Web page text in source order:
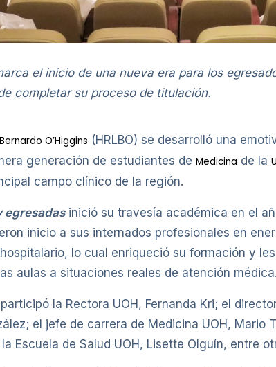
el inicio de una nueva era para los
completar su proceso de titulación.
O’Higgins (HRLBO) se desarrolló una
generación de estudiantes de Medicina de la
campo clínico de la región.
egresadasinició su travesía académica en el
inicio a sus internados profesionales en
lo cual enriqueció su formación y
aulas a situaciones reales de atención médica.
la Rectora UOH, Fernanda Kri; el
el jefe de carrera de Medicina UOH, Mario
Escuela de Salud UOH, Lisette Olguín, entre